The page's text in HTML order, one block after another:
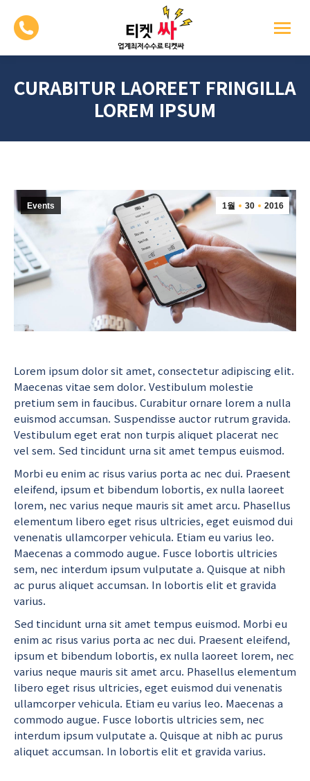
CURABITUR LAOREET FRINGILLA
LOREM IPSUM
1월 30 2016
Events
Lorem ipsum dolor sit amet, consectetur adipiscing elit.
Maecenas vitae sem dolor. Vestibulum molestie
pretium sem in faucibus. Curabitur ornare lorem a nulla
euismod accumsan. Suspendisse auctor rutrum gravida.
Vestibulum eget erat non turpis aliquet placerat nec
vel sem. Sed tincidunt urna sit amet tempus euismod.
Morbi eu enim ac risus varius porta ac nec dui. Praesent
eleifend, ipsum et bibendum lobortis, ex nulla laoreet
lorem, nec varius neque mauris sit amet arcu. Phasellus
elementum libero eget risus ultricies, eget euismod dui
venenatis ullamcorper vehicula. Etiam eu varius leo.
Maecenas a commodo augue. Fusce lobortis ultricies
sem, nec interdum ipsum vulputate a. Quisque at nibh
ac purus aliquet accumsan. In lobortis elit et gravida
varius.
Sed tincidunt urna sit amet tempus euismod. Morbi eu
enim ac risus varius porta ac nec dui. Praesent eleifend,
ipsum et bibendum lobortis, ex nulla laoreet lorem, nec
varius neque mauris sit amet arcu. Phasellus elementum
libero eget risus ultricies, eget euismod dui venenatis
ullamcorper vehicula. Etiam eu varius leo. Maecenas a
commodo augue. Fusce lobortis ultricies sem, nec
interdum ipsum vulputate a. Quisque at nibh ac purus
aliquet accumsan. In lobortis elit et gravida varius.